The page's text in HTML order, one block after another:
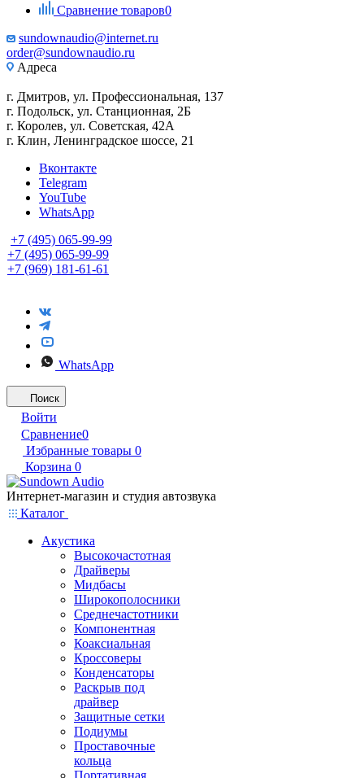
Сравнение товаров0
sundownaudio@internet.ru
order@sundownaudio.ru
Адреса
г. Дмитров, ул. Профессиональная, 137
г. Подольск, ул. Станционная, 2Б
г. Королев, ул. Советская, 42А
г. Клин, Ленинградское шоссе, 21
Вконтакте
Telegram
YouTube
WhatsApp
+7 (495) 065-99-99
+7 (495) 065-99-99
+7 (969) 181-61-61
WhatsApp
Поиск
Войти
Сравнение0
Избранные товары 0
Корзина 0
Интернет-магазин и студия автозвука
Каталог
Акустика
Высокочастотная
Драйверы
Мидбасы
Широкополосники
Среднечастотники
Компонентная
Коаксиальная
Кроссоверы
Конденсаторы
Раскрыв под
драйвер
Защитные сетки
Подиумы
Проставочные
кольца
Портативная